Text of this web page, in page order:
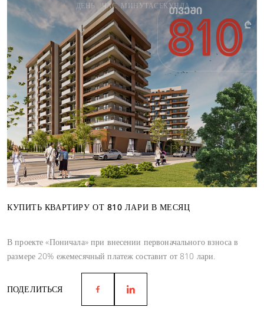
ДЕНЬ ЧАС МИНУТАСЕКУНДА
КУПИТЬ КВАРТИРУ ОТ 810 ЛАРИ В МЕСЯЦ
В проекте «Поничала» при внесении первоначального взноса в
размере 20% ежемесячный платеж составит от 810 лари.
ПОДЕЛИТЬСЯ